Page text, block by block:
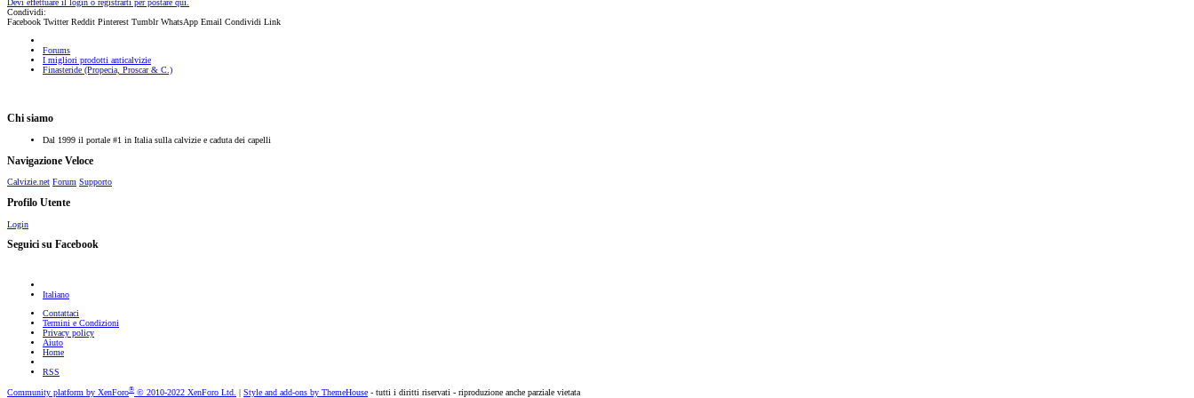
Condividi:
Facebook Twitter Reddit Pinterest Tumblr WhatsApp Email Condividi Link
Forums
I migliori prodotti anticalvizie
Finasteride (Propecia, Proscar & C.)
Chi siamo
Dal 1999 il portale #1 in Italia sulla calvizie e caduta dei capelli
Navigazione Veloce
Calvizie.net Forum Supporto
Profilo Utente
Login
Seguici su Facebook
Italiano
Contattaci
Termini e Condizioni
Privacy policy
Aiuto
Home
RSS
Community platform by XenForo® © 2010-2022 XenForo Ltd. Style and add-ons by ThemeHouse - tutti i diritti riservati - riproduzione anche parziale vietata